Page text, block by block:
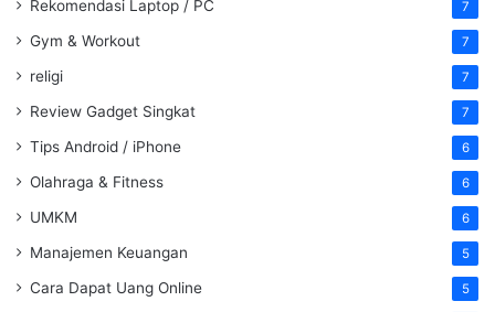
Rekomendasi Laptop / PC 7
Gym & Workout 7
religi 7
Review Gadget Singkat 7
Tips Android / iPhone 6
Olahraga & Fitness 6
UMKM 6
Manajemen Keuangan 5
Cara Dapat Uang Online 5